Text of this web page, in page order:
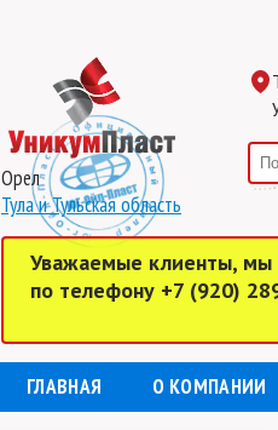
Орел
Тула и Тульская область
Уважаемые клиенты, мы
по телефону +7 (920)
ГЛАВНАЯ О КОМПАНИИ